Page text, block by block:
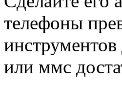
телефоны
инструментов
или ммс